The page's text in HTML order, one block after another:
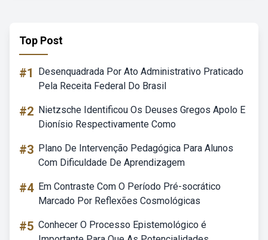
Top Post
#1
Desenquadrada Por Ato Administrativo Praticado
Pela Receita Federal Do Brasil
#2 Nietzsche Identificou Os Deuses Gregos Apolo E
Dionísio Respectivamente Como
#3 Plano De Intervenção Pedagógica Para Alunos
Com Dificuldade De Aprendizagem
#4 Em Contraste Com O Período Pré-socrático
Marcado Por Reflexões Cosmológicas
#5 Conhecer O Processo Epistemológico é